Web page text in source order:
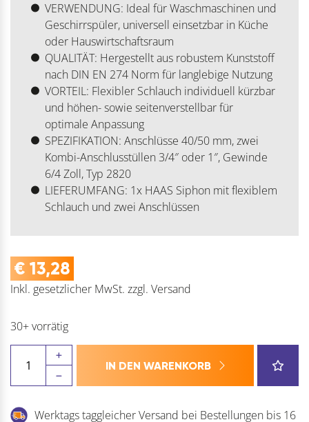
VERWENDUNG: Ideal für Waschmaschinen und
Geschirrspüler, universell einsetzbar in Küche
oder Hauswirtschaftsraum
QUALITÄT: Hergestellt aus robustem Kunststoff
nach DIN EN 274 Norm für langlebige Nutzung
VORTEIL: Flexibler Schlauch individuell kürzbar
und höhen- sowie seitenverstellbar für
optimale Anpassung
SPEZIFIKATION: Anschlüsse 40/50 mm, zwei
Kombi-Anschlusstüllen 3/4″ oder 1″, Gewinde
6/4 Zoll, Typ 2820
LIEFERUMFANG: 1x HAAS Siphon mit flexiblem
Schlauch und zwei Anschlüssen
€ 13,28
Inkl. gesetzlicher MwSt. zzgl. Versand
30+ vorrätig
Siphon
mit
Schlauch
IN DEN WARENKORB
Werktags taggleicher Versand bei Bestellungen bis 16